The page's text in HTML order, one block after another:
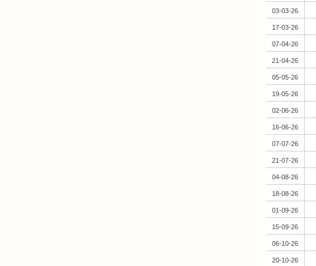
03-03-26
17-03-26
07-04-26
21-04-26
05-05-26
19-05-26
02-06-26
16-06-26
07-07-26
21-07-26
04-08-26
18-08-26
01-09-26
15-09-26
06-10-26
20-10-26